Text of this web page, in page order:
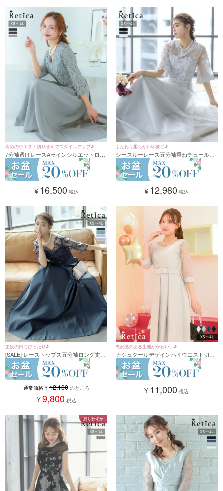
高めのウエスト切り替えでスタイルアップ♪
7分袖透けレースAラインシルエットロン
グ丈パーティードレス(XSサイズ～4Lサ
イズ)
¥ 16,500 税込
ふんわり柔らかい印象に♪
シースルーレース五分袖重ねチュールロ
ングスカートパーティードレス (XSサイ
ズ～4Lサイズ)
¥ 12,980 税込
主役の日にぴったり♪
[SALE] レーストップス五分袖ロング丈ワ
ンピースパーティードレス (XSサイズ～
4Lサイズ)
通常価格 ¥ 12,100 のところ
¥9,800 税込
光沢感のある生地がかわいい♪
カシュクールデザインハイウエスト切り
替え花柄レース半袖パーティードレス
(XSサイズ～4Lサイズ)
¥ 11,000 税込
残りわずか